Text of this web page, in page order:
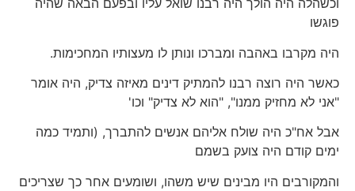
וכשהלה היה הולך היה רבנו שואל עליו ובפעם הבאה שהיה
פוגשו
היה מקרבו באהבה ומברכו ונותן לו מעצותיו המחכימות.
כאשר היה רוצה רבנו להמתיק דינים מאיזה צדיק, היה אומר
"אני לא מחזיק ממנו", "הוא לא צדיק" וכו'
אבל אח"כ היה שולח אליהם אנשים להתברך, (ותמיד כמה
ימים קודם היה צועק בשמם
והמקורבים היו מבינים שיש משהו, ושומעים אחר כך שצריכים